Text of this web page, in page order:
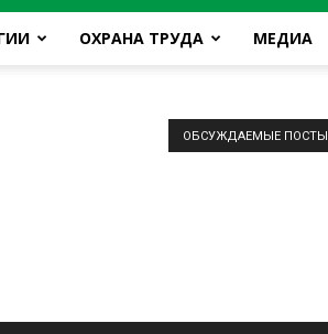
ОХРАНА ТРУДА МЕДИА
ОБСУЖДАЕМЫЕ ПОСТЫ